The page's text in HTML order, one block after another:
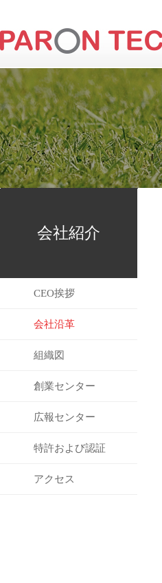
会社紹介
CEO挨拶
会社沿革
組織図
創業センター
広報センター
特許および認証
アクセス